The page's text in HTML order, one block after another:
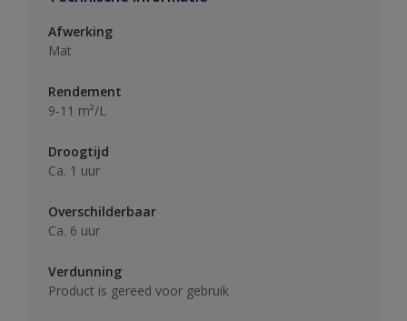
Afwerking
Mat
Rendement
9-11 m²/L
Droogtijd
Ca. 1 uur
Overschilderbaar
Ca. 6 uur
Verdunning
Product is gereed voor gebruik